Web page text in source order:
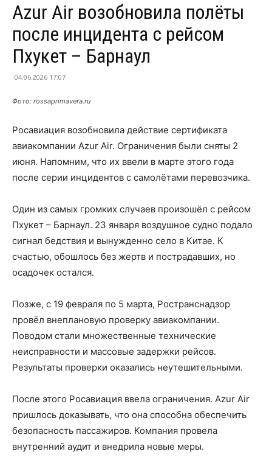
Azur Air возобновила полёты
после инцидента с рейсом
Пхукет – Барнаул
04.06.2026 17:07
Фото: rossaprimavera.ru
Росавиация возобновила действие сертификата
авиакомпании Azur Air. Ограничения были сняты 2
июня. Напомним, что их ввели в марте этого года
после серии инцидентов с самолётами перевозчика.
Один из самых громких случаев произошёл с рейсом
Пхукет – Барнаул. 23 января воздушное судно подало
сигнал бедствия и вынужденно село в Китае. К
счастью, обошлось без жертв и пострадавших, но
осадочек остался.
Позже, с 19 февраля по 5 марта, Ространснадзор
провёл внеплановую проверку авиакомпании.
Поводом стали множественные технические
неисправности и массовые задержки рейсов.
Результаты проверки оказались неутешительными.
После этого Росавиация ввела ограничения. Azur Air
пришлось доказывать, что она способна обеспечить
безопасность пассажиров. Компания провела
внутренний аудит и внедрила новые меры.